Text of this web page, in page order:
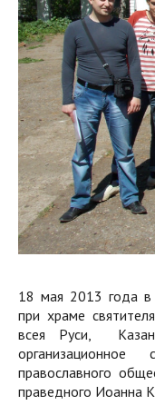
18 мая 2013 года в
при храме
всея Руси,
православного
праведного Иоанна